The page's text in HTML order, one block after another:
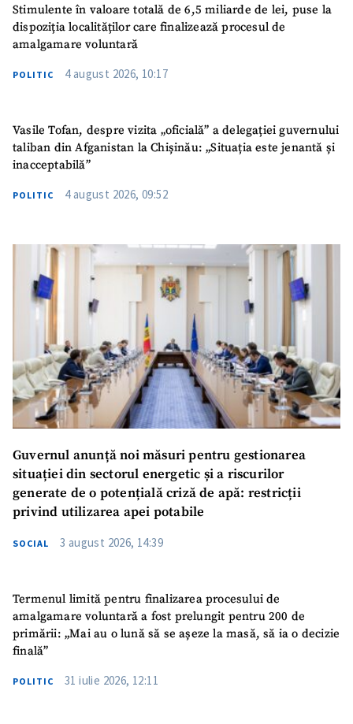
Stimulente în valoare totală de 6,5 miliarde de lei, puse la
dispoziția localităților care finalizează procesul de
amalgamare voluntară
POLITIC 4 august 2026, 10:17
Vasile Tofan, despre vizita „oficială” a delegației guvernului
taliban din Afganistan la Chișinău: „Situația este jenantă și
inacceptabilă”
POLITIC 4 august 2026, 09:52
Guvernul anunță noi măsuri pentru gestionarea
situației din sectorul energetic și a riscurilor
generate de o potențială criză de apă: restricții
privind utilizarea apei potabile
SOCIAL 3 august 2026, 14:39
Termenul limită pentru finalizarea procesului de
amalgamare voluntară a fost prelungit pentru 200 de
primării: „Mai au o lună să se așeze la masă, să ia o decizie
finală”
POLITIC 31 iulie 2026, 12:11